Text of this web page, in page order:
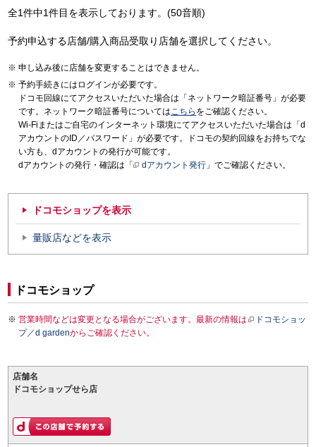
全1件中1件目を表示しております。(50音順)
予約申込する店舗/購入商品受取り店舗を選択してください。
申し込み後に店舗を変更することはできません。
予約手続きにはログインが必要です。
ドコモ回線にてアクセスいただいた場合は「ネットワーク暗証番号」が必要
です。ネットワーク暗証番号についてはこちら をご確認ください。
Wi-Fiまたはご自宅のインターネット環境にてアクセスいただいた場合は「d
アカウントのID／パスワード」が必要です。ドコモの契約回線をお持ちでな
い方も、dアカウントの発行が可能です。
dアカウントの発行・確認は「
dアカウント発行 」でご確認ください。
ドコモショップを表示
量販店などを表示
ドコモショップ
営業時間などは変更となる場合がございます。最新の情報は
ドコモショッ
プ／d gardenからご確認ください。
店舗名
ドコモショップせら店